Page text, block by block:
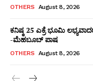
OTHERS August 8, 2026
ಕನಿಷ್ಠ 25 ಎಕ್ರೆ ಭೂಮಿ
-ಮೆಹಬೂಬ್ ಪಾಷ
OTHERS August 8, 2026